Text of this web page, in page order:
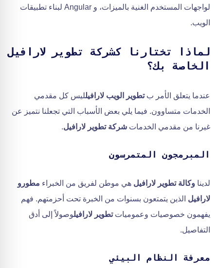
لواجهات المستخدم الغنية بالميزات، و Angular لبناء تطبيقات
الويب.
لماذا تختارنا كشركة تطوير لارافيل
الخاصة بك؟
عندما يتعلق الأمر بتطوير الويب لارافيلليس كل مقدمي
الخدمات متساوون. فيما يلي بعض الأسباب التي تجعلنا نتميز عن
غيرنا من مقدمي الخدمات شركة تطوير لارافيل.
المبرمجون المتمرسون
لدينا وكالة تطوير لارافيل هي موطن لفريق من الخبراء مطورو
لارافيل الذين يتمتعون بسنوات من الخبرة تحت أحزمتهم. فهم
يفهمون خصوصيات وعمومياتتطوير لارافيلوصولاً إلى أدق
التفاصيل.
معرفة النظام البيئي